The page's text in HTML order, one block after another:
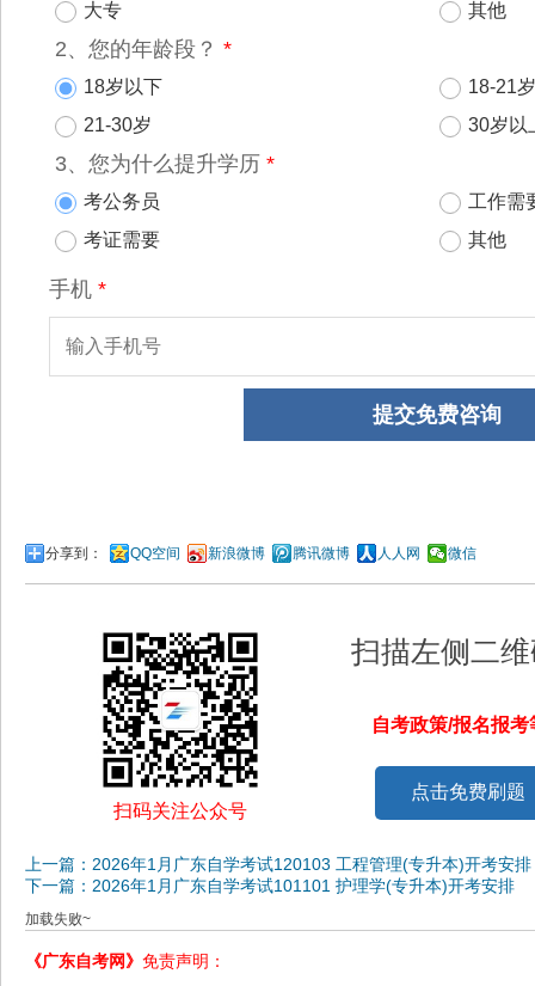
分享到： QQ空间 新浪微博 腾讯微博 人人网 微信
扫码关注公众号
扫描左侧二
自考政策/报名报
点击免费刷题
上一篇：2026年1月广东自学考试120103 工程管理(专升本)开考安排
下一篇：2026年1月广东自学考试101101 护理学(专升本)开考安排
加载失败~
《广东自考网》 免责声明：